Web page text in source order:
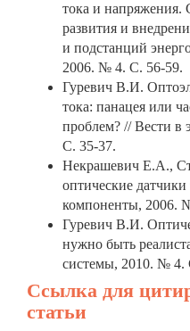
тока и напряжения.
развития и
и подстанций
2006. № 4. С. 56-59.
Гуревич В.И.
тока: панацея или
проблем? // Вести в
С. 35-37.
Некрашевич Е.А.,
оптические
компоненты, 2006.
Гуревич В.И.
нужно быть
системы, 2010. № 4.
Ссылка для
статьи